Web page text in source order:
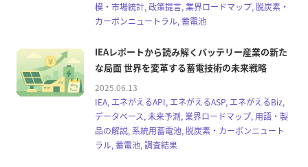
模・市場統計, 政策提言, 業界ロードマップ, 脱炭素・
カーボンニュートラル, 蓄電池
IEAレポートから読み解くバッテリー産業の新た
な局面 世界を変革する蓄電技術の未来戦略
2025.06.13
IEA, エネがえるAPI, エネがえるASP, エネがえるBiz,
データベース, 未来予測, 業界ロードマップ, 用語・製
品の解説, 系統用蓄電池, 脱炭素・カーボンニュート
ラル, 蓄電池, 調査結果